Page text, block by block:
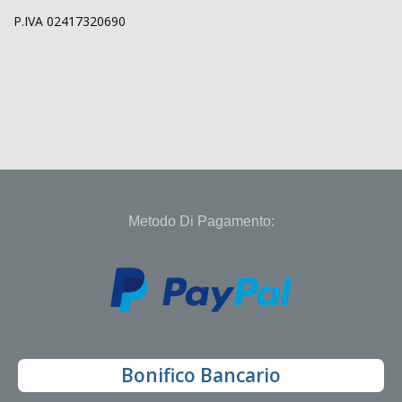
P.IVA 02417320690
Metodo Di Pagamento:
Bonifico Bancario